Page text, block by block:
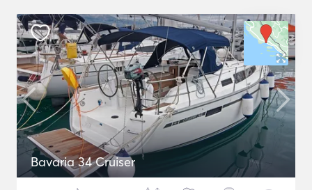
Bavaria 34 Cruiser